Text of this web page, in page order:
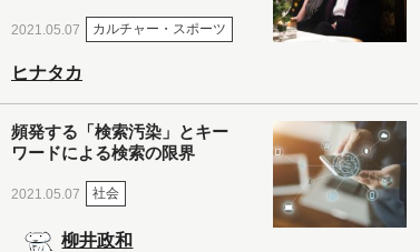
2021.05.07 カルチャー・スポーツ
ヒナタカ
頻発する「検索汚染」とキー
ワードによる検索の限界
2021.05.07 社会
柳井政和